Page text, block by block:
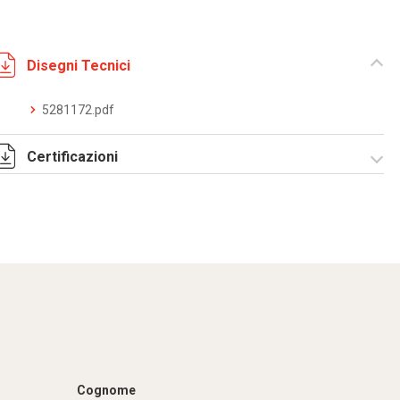
Disegni Tecnici
5281172.pdf
Certificazioni
Cognome